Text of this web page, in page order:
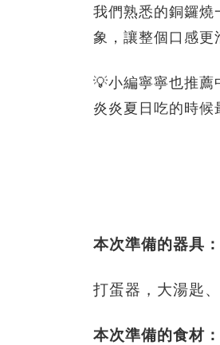
我們熟悉的銅鑼
象，讓整個口感
💡小編寧寧也推薦
炎炎夏日吃的時
本次準備的器具：
打蛋器，大湯匙
本次準備的食材：